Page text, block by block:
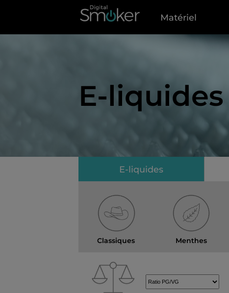
Matériel
E-liquides
E-liquides
Classiques Menthes